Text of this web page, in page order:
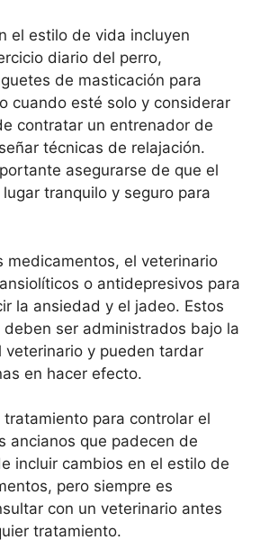
el estilo de vida incluyen
diario del perro,
de masticación para
cuando esté solo y considerar
contratar un entrenador de
técnicas de relajación.
asegurarse de que el
tranquilo y seguro para
medicamentos, el veterinario
o antidepresivos para
la ansiedad y el jadeo. Estos
ser administrados bajo la
veterinario y pueden tardar
en hacer efecto.
tratamiento para controlar el
ancianos que padecen de
incluir cambios en el estilo de
pero siempre es
con un veterinario antes
tratamiento.